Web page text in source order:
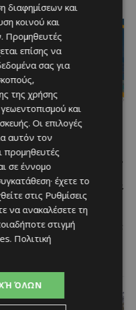
ΜΈΝΟΥΜΕ ΚΎΠΡΟ
Το 10ο Φεστιβάλ
Αγροτικού Πολιτισμού
επιστρέφει στον Πρωταρά
με μουσική,
παραδοσιακές γεύσεις και
πλούσιο πρόγραμμα
Η κυπριακή παράδοση δίνει ξανά
ραντεβού στον Πρωταρά, καθώς
το 10ο Φεστιβάλ Αγροτικού
Πολιτισμού θα πραγματοποιηθεί
διαφημίσεων και
κοινού και
Προμηθευτές
επίσης να
σας για
της χρήσης
και
Οι επιλογές
αυτόν τον
προμηθευτές
σε έννομο
έχετε το
στις Ρυθμίσεις
να ανακαλέσετε τη
στιγμή
. Πολιτική
ΌΛΩΝ